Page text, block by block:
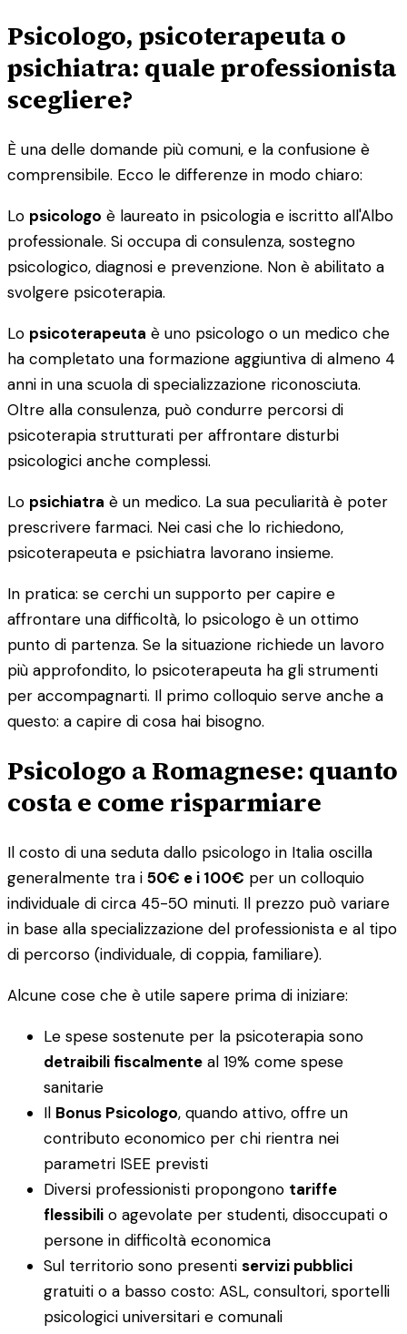
Psicologo, psicoterapeuta o
psichiatra: quale professionista
scegliere?
È una delle domande più comuni, e la confusione è
comprensibile. Ecco le differenze in modo chiaro:
Lo psicologo è laureato in psicologia e iscritto all'Albo
professionale. Si occupa di consulenza, sostegno
psicologico, diagnosi e prevenzione. Non è abilitato a
svolgere psicoterapia.
Lo psicoterapeuta è uno psicologo o un medico che
ha completato una formazione aggiuntiva di almeno 4
anni in una scuola di specializzazione riconosciuta.
Oltre alla consulenza, può condurre percorsi di
psicoterapia strutturati per affrontare disturbi
psicologici anche complessi.
Lo psichiatra è un medico. La sua peculiarità è poter
prescrivere farmaci. Nei casi che lo richiedono,
psicoterapeuta e psichiatra lavorano insieme.
In pratica: se cerchi un supporto per capire e
affrontare una difficoltà, lo psicologo è un ottimo
punto di partenza. Se la situazione richiede un lavoro
più approfondito, lo psicoterapeuta ha gli strumenti
per accompagnarti. Il primo colloquio serve anche a
questo: a capire di cosa hai bisogno.
Psicologo a Romagnese: quanto
costa e come risparmiare
Il costo di una seduta dallo psicologo in Italia oscilla
generalmente tra i 50€ e i 100€ per un colloquio
individuale di circa 45-50 minuti. Il prezzo può variare
in base alla specializzazione del professionista e al tipo
di percorso (individuale, di coppia, familiare).
Alcune cose che è utile sapere prima di iniziare:
Le spese sostenute per la psicoterapia sono
detraibili fiscalmente al 19% come spese
sanitarie
Il Bonus Psicologo, quando attivo, offre un
contributo economico per chi rientra nei
parametri ISEE previsti
Diversi professionisti propongono tariffe
flessibili o agevolate per studenti, disoccupati o
persone in difficoltà economica
Sul territorio sono presenti servizi pubblici
gratuiti o a basso costo: ASL, consultori, sportelli
psicologici universitari e comunali